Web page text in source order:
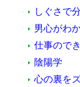
しぐさで
男心がわ
仕事ので
陰陽学
心の裏を